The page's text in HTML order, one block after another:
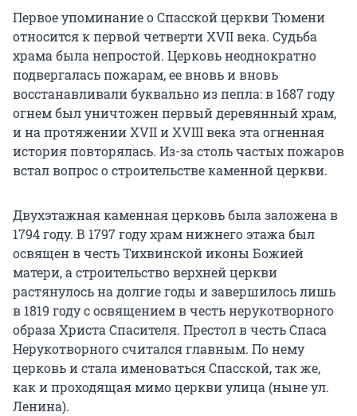
Первое упоминание о Спасской церкви Тюмени
относится к первой четверти XVII века. Судьба
храма была непростой. Церковь неоднократно
подвергалась пожарам, ее вновь и вновь
восстанавливали буквально из пепла: в 1687 году
огнем был уничтожен первый деревянный храм,
и на протяжении XVII и XVIII века эта огненная
история повторялась. Из-за столь частых пожаров
встал вопрос о строительстве каменной церкви.
Двухэтажная каменная церковь была заложена в
1794 году. В 1797 году храм нижнего этажа был
освящен в честь Тихвинской иконы Божией
матери, а строительство верхней церкви
растянулось на долгие годы и завершилось лишь
в 1819 году с освящением в честь нерукотворного
образа Христа Спасителя. Престол в честь Спаса
Нерукотворного считался главным. По нему
церковь и стала именоваться Спасской, так же,
как и проходящая мимо церкви улица (ныне ул.
Ленина).